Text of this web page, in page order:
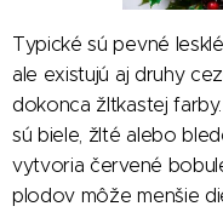
Typické sú pevné
ale existujú aj druhy
dokonca žltkastej
sú biele, žlté alebo
vytvoria červené
plodov môže menšie